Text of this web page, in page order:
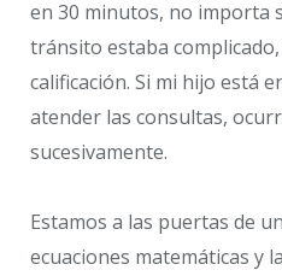
en 30 minutos, no importa
tránsito estaba
calificación. Si mi hijo está
atender las consultas,
sucesivamente.
Estamos a las puertas de
ecuaciones matemáticas y